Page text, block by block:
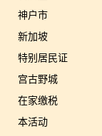
神户市
新加坡
特别居民证
宫古野城
在家缴税
本活动